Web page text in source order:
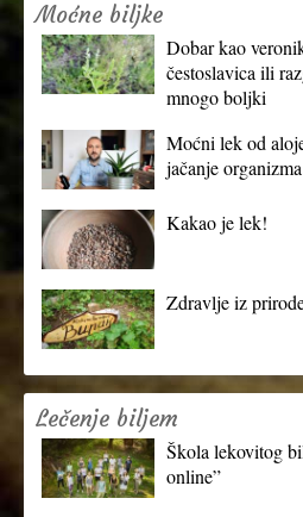
Moćne biljke
Dobar kao
čestoslavica ili
mnogo boljki
Moćni lek od
jačanje organizma
Kakao je lek!
Zdravlje iz
Lečenje biljem
Škola lekovitog
online”